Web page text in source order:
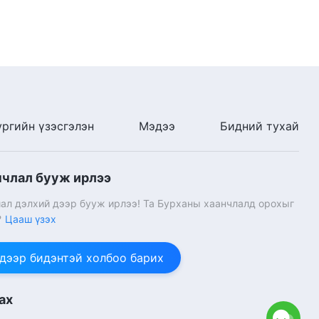
үзэсгэлэн Мэдээ Бидний тухай
бууж ирлээ
дэлхий дээр бууж ирлээ! Та Бурханы хаанчлалд орохыг
Цааш үзэх
бидэнтэй холбоо барих